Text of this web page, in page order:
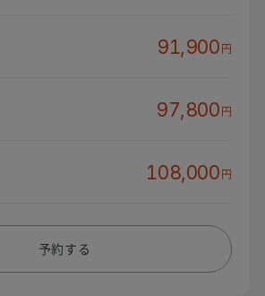
91,900円
97,800円
108,000円
予約する